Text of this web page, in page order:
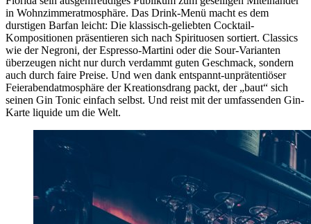
in Wohnzimmeratmosphäre. Das Drink-Menü macht es dem
durstigen Barfan leicht: Die klassisch-geliebten Cocktail-
Kompositionen präsentieren sich nach Spirituosen sortiert. Classics
wie der Negroni, der Espresso-Martini oder die Sour-Varianten
überzeugen nicht nur durch verdammt guten Geschmack, sondern
auch durch faire Preise. Und wen dank entspannt-unprätentiöser
Feierabendatmosphäre der Kreationsdrang packt, der „baut“ sich
seinen Gin Tonic einfach selbst. Und reist mit der umfassenden Gin-
Karte liquide um die Welt.